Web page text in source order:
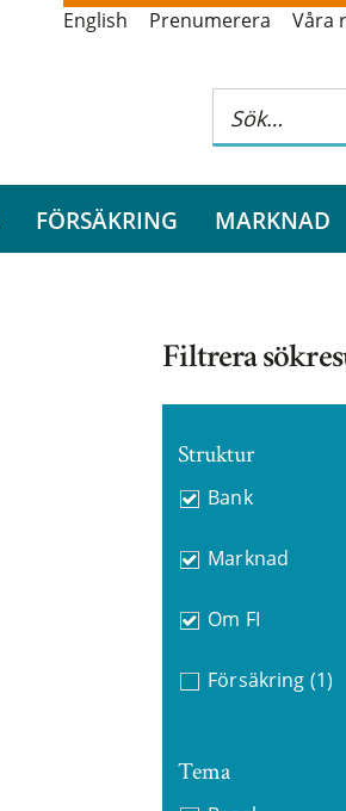
English Prenumerera Våra
FÖRSÄKRING MARKNAD
Filtrera
Struktur
Bank
Marknad
Om FI
Försäkring (1)
Tema